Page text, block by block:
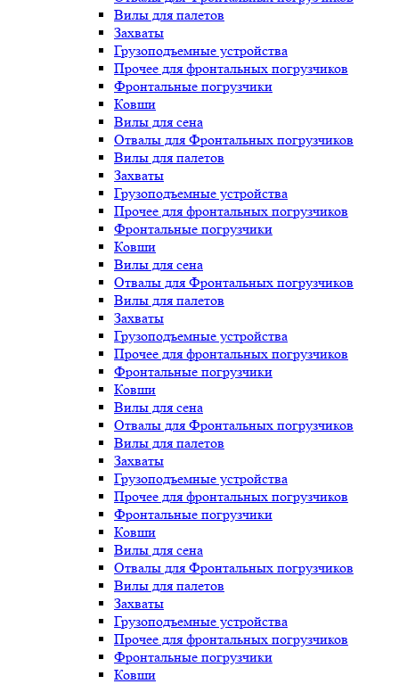
Вилы для палетов
Захваты
Грузоподъемные устройства
Прочее для фронтальных погрузчиков
Фронтальные погрузчики
Ковши
Вилы для сена
Отвалы для Фронтальных погрузчиков
Вилы для палетов
Захваты
Грузоподъемные устройства
Прочее для фронтальных погрузчиков
Фронтальные погрузчики
Ковши
Вилы для сена
Отвалы для Фронтальных погрузчиков
Вилы для палетов
Захваты
Грузоподъемные устройства
Прочее для фронтальных погрузчиков
Фронтальные погрузчики
Ковши
Вилы для сена
Отвалы для Фронтальных погрузчиков
Вилы для палетов
Захваты
Грузоподъемные устройства
Прочее для фронтальных погрузчиков
Фронтальные погрузчики
Ковши
Вилы для сена
Отвалы для Фронтальных погрузчиков
Вилы для палетов
Захваты
Грузоподъемные устройства
Прочее для фронтальных погрузчиков
Фронтальные погрузчики
Ковши